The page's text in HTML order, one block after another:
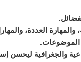
والمهارة العددة،
الموضوعات.
والجغرافية ليحسن